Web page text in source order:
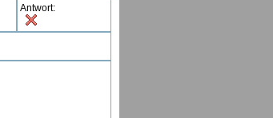
Antwort: